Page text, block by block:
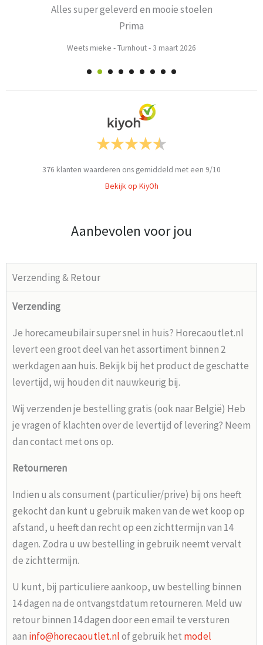
Alles super geleverd en mooie stoelen
Prima
Weets mieke -Turnhout- 3 maart 2026
376 klanten waarderen ons gemiddeld met een 9/10
Bekijk op KiyOh
Aanbevolen voor jou
Verzending & Retour
Verzending
Je horecameubilair super snel in huis? Horecaoutlet.nl
levert een groot deel van het assortiment binnen 2
werkdagen aan huis. Bekijk bij het product de geschatte
levertijd, wij houden dit nauwkeurig bij.
Wij verzenden je bestelling gratis (ook naar België) Heb
je vragen of klachten over de levertijd of levering? Neem
dan contact met ons op.
Retourneren
Indien u als consument (particulier/prive) bij ons heeft
gekocht dan kunt u gebruik maken van de wet koop op
afstand, u heeft dan recht op een zichttermijn van 14
dagen. Zodra u uw bestelling in gebruik neemt vervalt
de zichttermijn.
U kunt, bij particuliere aankoop, uw bestelling binnen
14 dagen na de ontvangstdatum retourneren. Meld uw
retour binnen 14 dagen door een email te versturen
aan info@horecaoutlet.nlof gebruik het model